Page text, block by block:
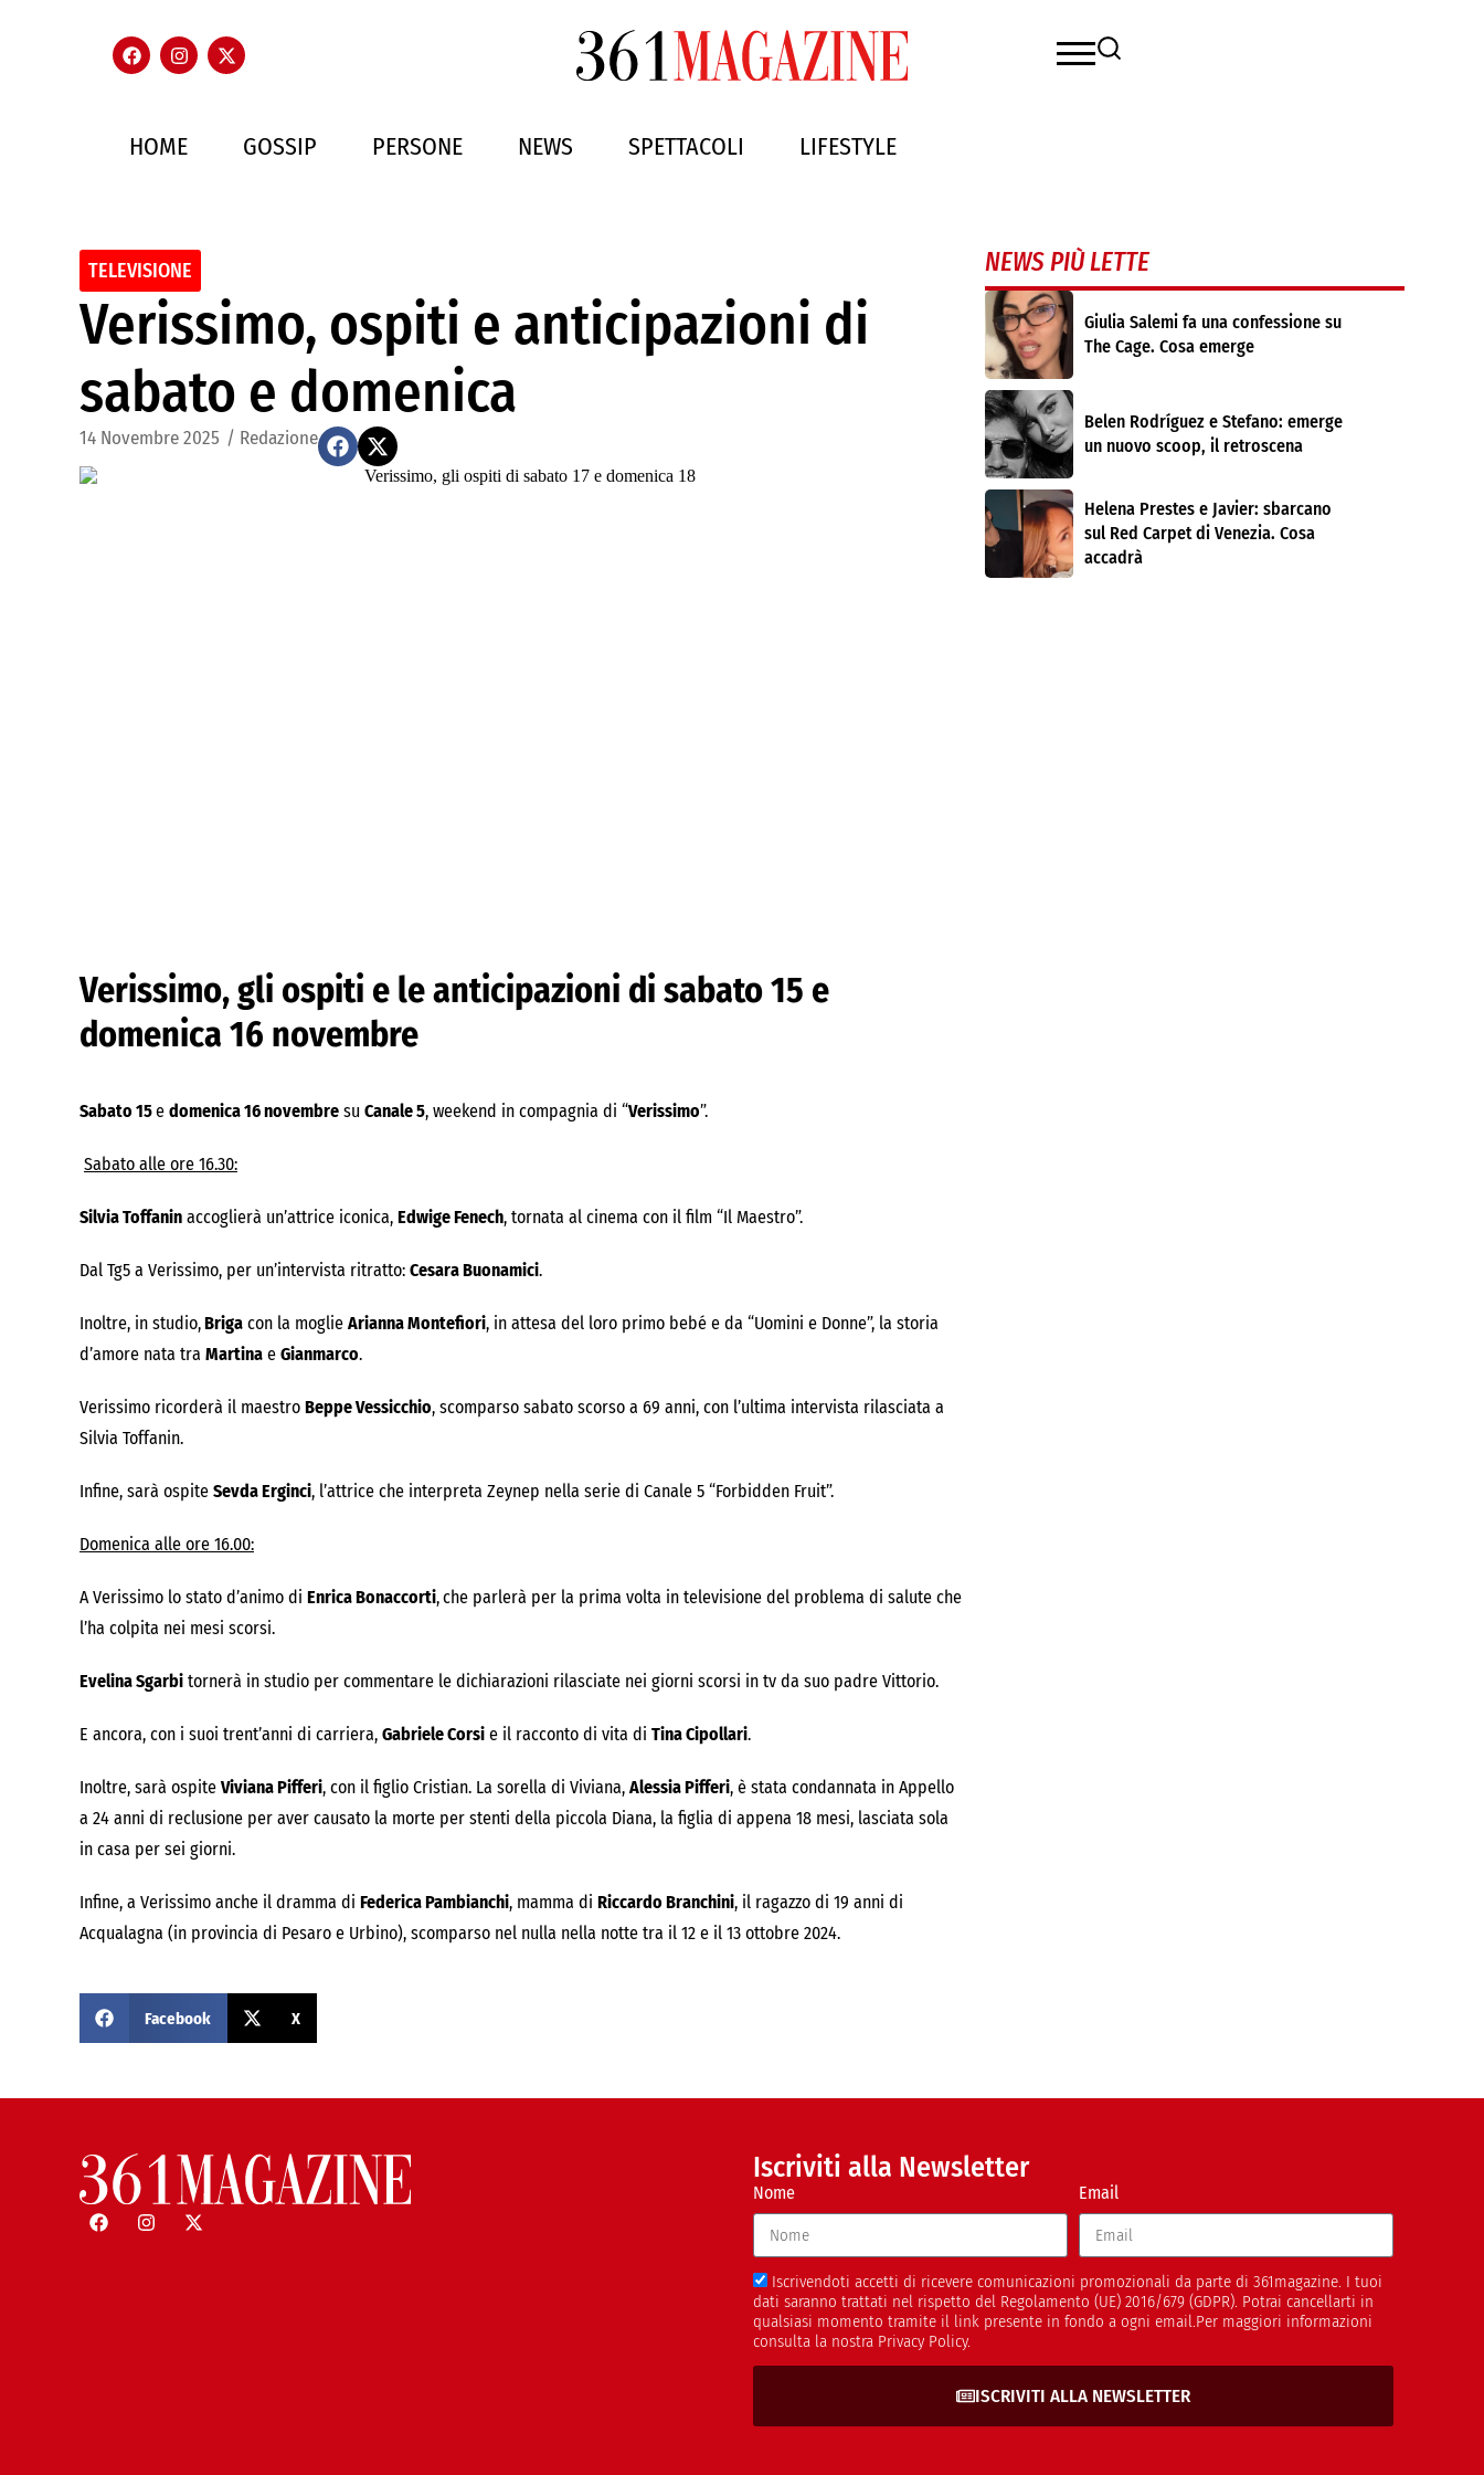
HOME GOSSIP PERSONE NEWS SPETTACOLI LIFESTYLE
TELEVISIONE
Verissimo, ospiti e anticipazioni di
sabato e domenica
14 Novembre 2025 / Redazione
Verissimo, gli ospiti e le anticipazioni di sabato 15 e
domenica 16 novembre
Sabato 15e domenica 16 novembre su Canale 5, weekend in compagnia di “Verissimo”.
Sabato alle ore 16.30:
Silvia Toffanin accoglierà un’attrice iconica, Edwige Fenech, tornata al cinema con il film “Il Maestro”.
Dal Tg5 a Verissimo, per un’intervista ritratto: Cesara Buonamici.
Inoltre, in studio,Briga con la moglie Arianna Montefiori, in attesa del loro primo bebé e da “Uomini e Donne”, la storia
d’amore nata tra Martina e Gianmarco.
Verissimo ricorderà il maestro Beppe Vessicchio, scomparso sabato scorso a 69 anni, con l’ultima intervista rilasciata a
Silvia Toffanin.
Infine, sarà ospite Sevda Erginci, l’attrice che interpreta Zeynep nella serie di Canale 5 “Forbidden Fruit”.
Domenica alle ore 16.00:
A Verissimo lo stato d’animo di Enrica Bonaccorti,che parlerà per la prima volta in televisione del problema di salute che
l’ha colpita nei mesi scorsi.
Evelina Sgarbi tornerà in studio per commentare le dichiarazioni rilasciate nei giorni scorsi in tv da suo padre Vittorio.
E ancora, con i suoi trent’anni di carriera, Gabriele Corsi e il racconto di vita di Tina Cipollari.
Inoltre, sarà ospite Viviana Pifferi, con il figlio Cristian. La sorella di Viviana, Alessia Pifferi, è stata condannata in Appello
a 24 anni di reclusione per aver causato la morte per stenti della piccola Diana, la figlia di appena 18 mesi, lasciata sola
in casa per sei giorni.
Infine, a Verissimo anche il dramma di Federica Pambianchi, mamma di Riccardo Branchini, il ragazzo di 19 anni di
Acqualagna (in provincia di Pesaro e Urbino), scomparso nel nulla nella notte tra il 12 e il 13 ottobre 2024.
Facebook X
NEWS PIÙ LETTE
Giulia Salemi fa una confessione su
The Cage. Cosa emerge
Belen Rodríguez e Stefano: emerge
un nuovo scoop, il retroscena
Helena Prestes e Javier: sbarcano
sul Red Carpet di Venezia. Cosa
accadrà
Iscriviti alla Newsletter
Nome Email
Iscrivendoti accetti di ricevere comunicazioni promozionali da parte di 361magazine. I tuoi
dati saranno trattati nel rispetto del Regolamento (UE) 2016/679 (GDPR). Potrai cancellarti in
qualsiasi momento tramite il link presente in fondo a ogni email.Per maggiori informazioni
consulta la nostra Privacy Policy.
ISCRIVITI ALLA NEWSLETTER